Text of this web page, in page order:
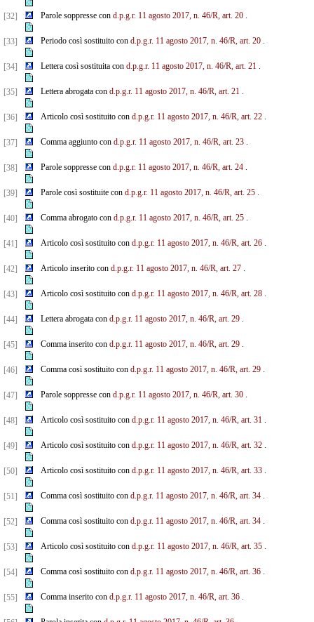
[32] Parole soppresse con d.p.g.r. 11 agosto 2017, n. 46/R, art. 20.
[33] Periodo così sostituito con d.p.g.r. 11 agosto 2017, n. 46/R, art. 20.
[34] Lettera così sostituita con d.p.g.r. 11 agosto 2017, n. 46/R, art. 21.
[35] Lettera abrogata con d.p.g.r. 11 agosto 2017, n. 46/R, art. 21.
[36] Articolo così sostituito con d.p.g.r. 11 agosto 2017, n. 46/R, art. 22.
[37] Comma aggiunto con d.p.g.r. 11 agosto 2017, n. 46/R, art. 23.
[38] Parole soppresse con d.p.g.r. 11 agosto 2017, n. 46/R, art. 24.
[39] Parole così sostituite con d.p.g.r. 11 agosto 2017, n. 46/R, art. 25.
[40] Comma abrogato con d.p.g.r. 11 agosto 2017, n. 46/R, art. 25.
[41] Articolo così sostituito con d.p.g.r. 11 agosto 2017, n. 46/R, art. 26.
[42] Articolo inserito con d.p.g.r. 11 agosto 2017, n. 46/R, art. 27.
[43] Articolo così sostituito con d.p.g.r. 11 agosto 2017, n. 46/R, art. 28.
[44] Lettera abrogata con d.p.g.r. 11 agosto 2017, n. 46/R, art. 29.
[45] Comma inserito con d.p.g.r. 11 agosto 2017, n. 46/R, art. 29.
[46] Comma così sostituito con d.p.g.r. 11 agosto 2017, n. 46/R, art. 29.
[47] Parole soppresse con d.p.g.r. 11 agosto 2017, n. 46/R, art. 30.
[48] Articolo così sostituito con d.p.g.r. 11 agosto 2017, n. 46/R, art. 31.
[49] Articolo così sostituito con d.p.g.r. 11 agosto 2017, n. 46/R, art. 32.
[50] Articolo così sostituito con d.p.g.r. 11 agosto 2017, n. 46/R, art. 33.
[51] Comma così sostituito con d.p.g.r. 11 agosto 2017, n. 46/R, art. 34.
[52] Comma così sostituito con d.p.g.r. 11 agosto 2017, n. 46/R, art. 34.
[53] Articolo così sostituito con d.p.g.r. 11 agosto 2017, n. 46/R, art. 35.
[54] Comma così sostituito con d.p.g.r. 11 agosto 2017, n. 46/R, art. 36.
[55] Comma inserito con d.p.g.r. 11 agosto 2017, n. 46/R, art. 36.